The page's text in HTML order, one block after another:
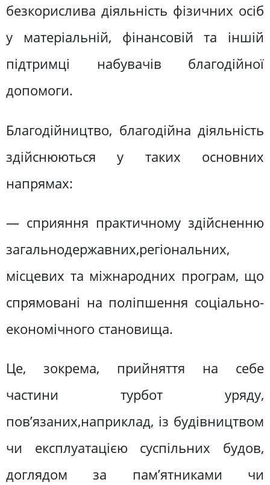
безкорислива діяльність фізичних осіб
у матеріальній, фінансовій та іншій
підтримці набувачів благодійної
допомоги.
Благодійництво, благодійна діяльність
здійснюються у таких основних
напрямах:
— сприяння практичному здійсненню
загальнодержавних,регіональних,
місцевих та міжнародних програм, що
спрямовані на поліпшення соціально-
економічного становища.
Це, зокрема, прийняття на себе
частини турбот уряду,
пов’язаних,наприклад, із будівництвом
чи експлуатацією суспільних будов,
доглядом за пам’ятниками чи